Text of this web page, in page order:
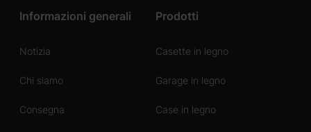
Informazioni generali
Notizia
Chi siamo
Consegna
Prodotti
Casette in legno
Garage in legno
Case in legno